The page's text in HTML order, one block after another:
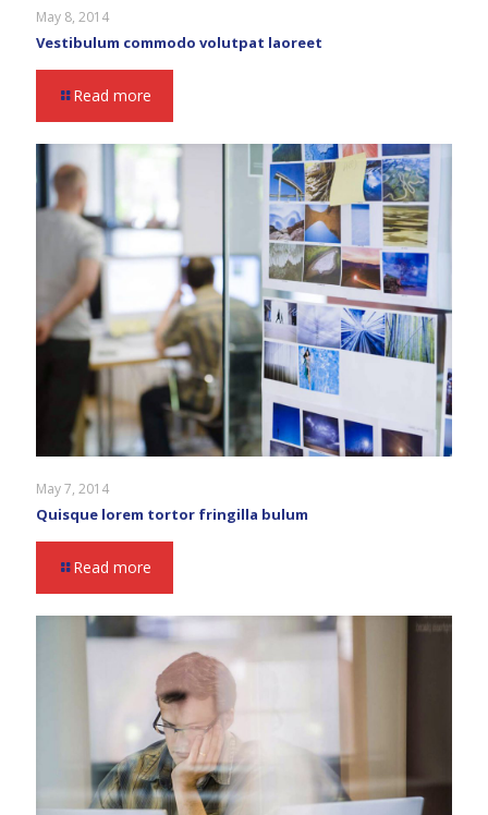
May 8, 2014
Vestibulum commodo volutpat laoreet
Read more
May 7, 2014
Quisque lorem tortor fringilla bulum
Read more